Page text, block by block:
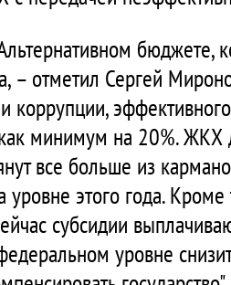
бюджете,
– отметил Сергей
и коррупции,
минимум на 20%. ЖКХ
все больше из
уровне этого года.
субсидии
уровне